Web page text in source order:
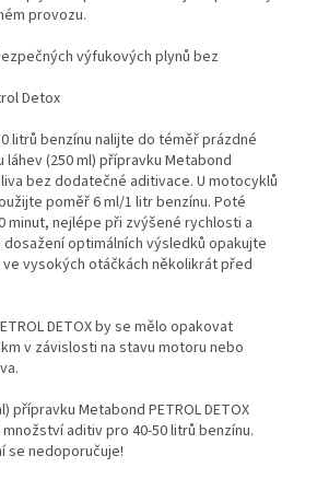
provozu.
výfukových plynů bez
Detox
litrů benzínu nalijte do téměř prázdné
(250 ml) přípravku Metabond
bez dodatečné aditivace. U motocyklů
poměř 6 ml/1 litr benzínu. Poté
minut, nejlépe při zvýšené rychlosti a
dosažení optimálních výsledků opakujte
ve vysokých otáčkách několikrát před
DETOX by se mělo opakovat
v závislosti na stavu motoru nebo
přípravku Metabond PETROL DETOX
aditiv pro 40-50 litrů benzínu.
se nedoporučuje!